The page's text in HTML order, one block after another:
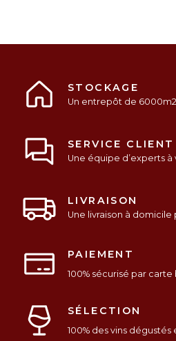
STOCKAGE
Un entrepôt de
SERVICE CLIENT
Une équipe d’experts
LIVRAISON
Une livraison à
PAIEMENT
100% sécurisé par
SÉLECTION
100% des vins